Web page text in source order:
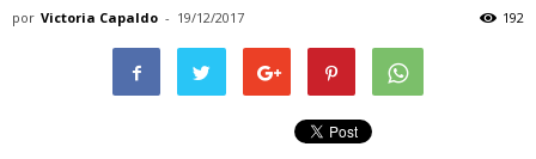
por Victoria Capaldo - 19/12/2017 192